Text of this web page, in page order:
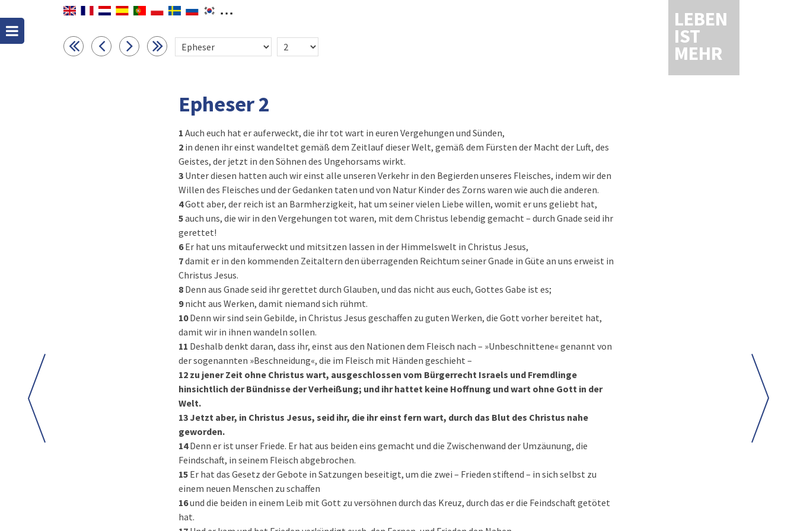
LEBEN
IST
MEHR
Epheser 2
1 Auch euch hat er auferweckt, die ihr tot wart in euren Vergehungen und Sünden,
2 in denen ihr einst wandeltet gemäß dem Zeitlauf dieser Welt, gemäß dem Fürsten der Macht der Luft, des
Geistes, der jetzt in den Söhnen des Ungehorsams wirkt.
3 Unter diesen hatten auch wir einst alle unseren Verkehr in den Begierden unseres Fleisches, indem wir den
Willen des Fleisches und der Gedanken taten und von Natur Kinder des Zorns waren wie auch die anderen.
4Gott aber, der reich ist an Barmherzigkeit, hat um seiner vielen Liebe willen, womit er uns geliebt hat,
5auch uns, die wir in den Vergehungen tot waren, mit dem Christus lebendig gemacht – durch Gnade seid ihr
gerettet!
6Er hat uns mitauferweckt und mitsitzen lassen in der Himmelswelt in Christus Jesus,
7damit er in den kommenden Zeitaltern den überragenden Reichtum seiner Gnade in Güte an uns erweist in
Christus Jesus.
8 Denn aus Gnade seid ihr gerettet durch Glauben, und das nicht aus euch, Gottes Gabe ist es;
9nicht aus Werken, damit niemand sich rühmt.
10Denn wir sind sein Gebilde, in Christus Jesus geschaffen zu guten Werken, die Gott vorher bereitet hat,
damit wir in ihnen wandeln sollen.
11 Deshalb denkt daran, dass ihr, einst aus den Nationen dem Fleisch nach – »Unbeschnittene« genannt von
der sogenannten »Beschneidung«, die im Fleisch mit Händen geschieht –
12 zu jener Zeit ohne Christus wart, ausgeschlossen vom Bürgerrecht Israels und Fremdlinge
hinsichtlich der Bündnisse der Verheißung; und ihr hattet keine Hoffnung und wart ohne Gott in der
Welt.
13 Jetzt aber, in Christus Jesus, seid ihr, die ihr einst fern wart, durch das Blut des Christus nahe
geworden.
14Denn er ist unser Friede. Er hat aus beiden eins gemacht und die Zwischenwand der Umzäunung, die
Feindschaft, in seinem Fleisch abgebrochen.
15 Er hat das Gesetz der Gebote in Satzungen beseitigt, um die zwei – Frieden stiftend – in sich selbst zu
einem neuen Menschen zu schaffen
16und die beiden in einem Leib mit Gott zu versöhnen durch das Kreuz, durch das er die Feindschaft getötet
hat.